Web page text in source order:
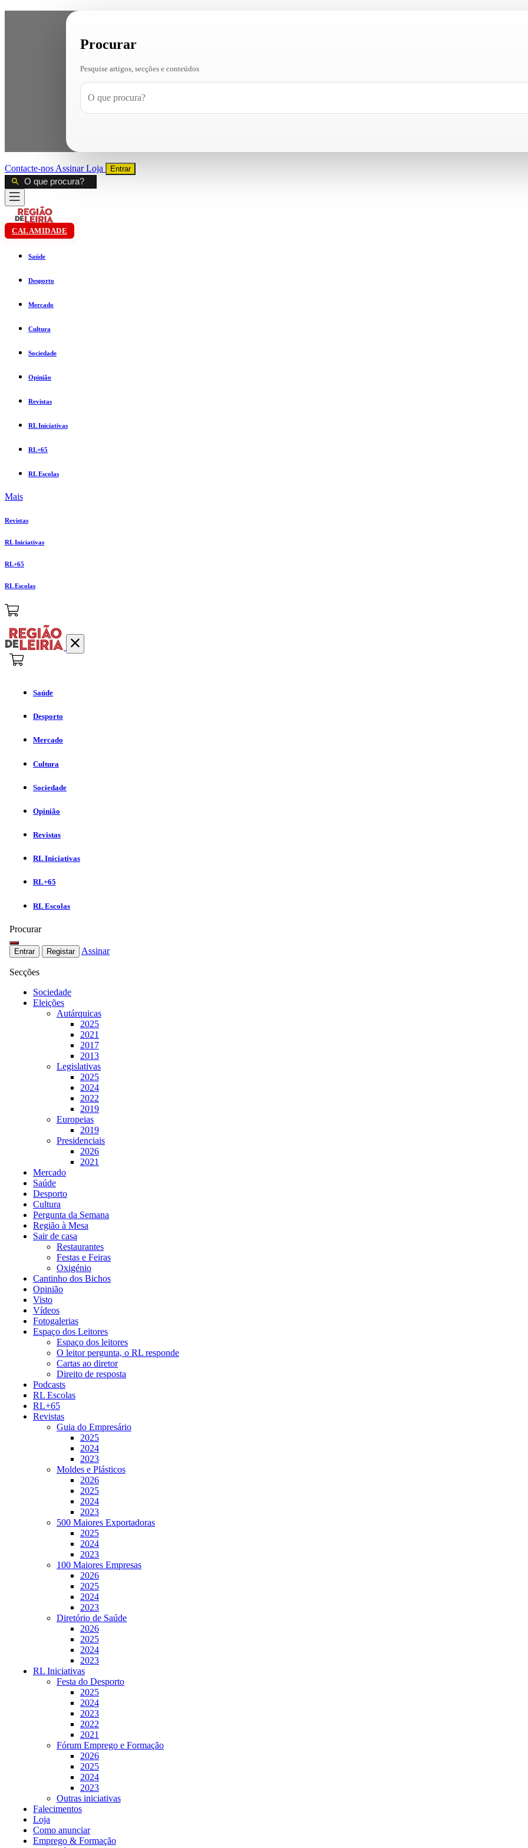
Procurar
Pesquise artigos, secções e conteúdos
Contacte-nos AssinarLoja Entrar
CALAMIDADE
Saúde
Desporto
Mercado
Cultura
Sociedade
Opinião
Revistas
RL Iniciativas
RL+65
RL Escolas
Mais
Revistas
RL Iniciativas
RL+65
RL Escolas
Saúde
Desporto
Mercado
Cultura
Sociedade
Opinião
Revistas
RL Iniciativas
RL+65
RL Escolas
Procurar
Entrar Registar Assinar
Secções
Sociedade
Eleições
Autárquicas
2025
2021
2017
2013
Legislativas
2025
2024
2022
2019
Europeias
2019
Presidenciais
2026
2021
Mercado
Saúde
Desporto
Cultura
Pergunta da Semana
Região à Mesa
Sair de casa
Restaurantes
Festas e Feiras
Oxigénio
Cantinho dos Bichos
Opinião
Visto
Vídeos
Fotogalerias
Espaço dos Leitores
Espaço dos leitores
O leitor pergunta, o RL responde
Cartas ao diretor
Direito de resposta
Podcasts
RL Escolas
RL+65
Revistas
Guia do Empresário
2025
2024
2023
Moldes e Plásticos
2026
2025
2024
2023
500 Maiores Exportadoras
2025
2024
2023
100 Maiores Empresas
2026
2025
2024
2023
Diretório de Saúde
2026
2025
2024
2023
RL Iniciativas
Festa do Desporto
2025
2024
2023
2022
2021
Fórum Emprego e Formação
2026
2025
2024
2023
Outras iniciativas
Falecimentos
Loja
Como anunciar
Emprego & Formação